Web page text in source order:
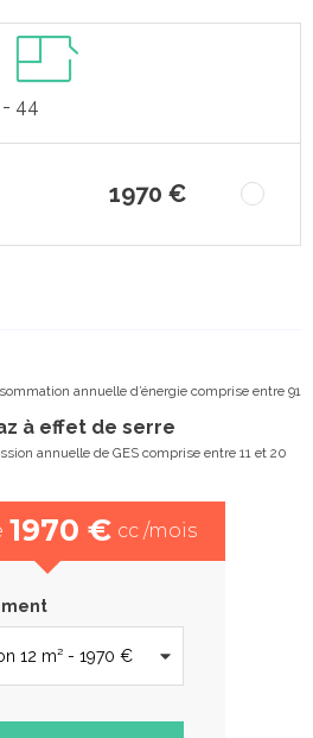
44
1970 €
annuelle d’énergie comprise entre 91
à effet de serre
annuelle de GES comprise entre 11 et 20
1970 € cc /mois